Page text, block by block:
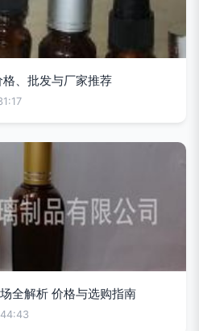
、批发与厂家推荐
全解析 价格与选购指南